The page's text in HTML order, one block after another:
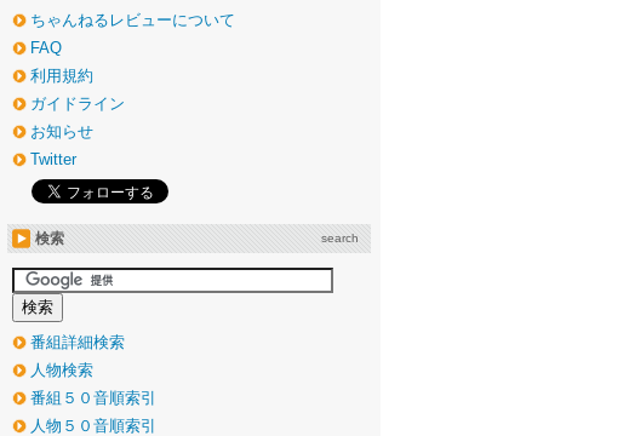
ちゃんねるレビューについて
FAQ
利用規約
ガイドライン
お知らせ
Twitter
検索 search
番組詳細検索
人物検索
番組５０音順索引
人物５０音順索引